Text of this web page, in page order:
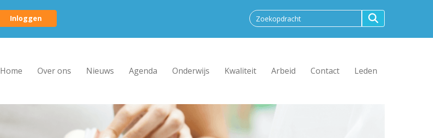
Inloggen
Home Over ons Nieuws Agenda Onderwijs Kwaliteit Arbeid Contact Leden